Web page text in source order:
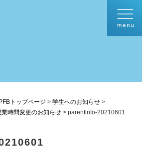
トップページ > 学生へのお知らせ >
時間変更のお知らせ > parentinfo-20210601